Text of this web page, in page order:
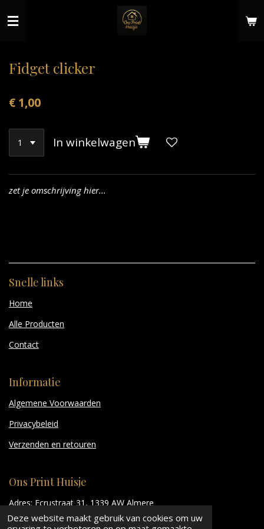
Deze website maakt gebruik van cookies om uw
direct
hoofdinhoud
Fidget clicker
€ 1,00
In winkelwagen
zet je omschrijving hier...
Snelle links
Home
Alle Producten
Contact
Informatie
Algemene Voorwaarden
Privacybeleid
Verzenden en retouren
Ons Print Huisje
Adres: Ecrustraat 31, 1339 AW Almere
Whatsapp:+31681264313